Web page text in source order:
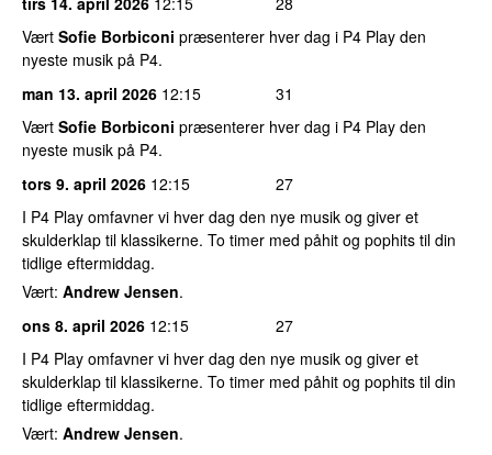
Vært Sofie Borbiconi præsenterer hver dag i P4 Play den
nyeste musik på P4.
man 13. april 2026 12:15
31
Vært Sofie Borbiconi præsenterer hver dag i P4 Play den
nyeste musik på P4.
tors 9. april 2026 12:15
27
I P4 Play omfavner vi hver dag den nye musik og giver et
skulderklap til klassikerne. To timer med påhit og pophits til din
tidlige eftermiddag.
Vært: Andrew Jensen.
ons 8. april 2026 12:15
27
I P4 Play omfavner vi hver dag den nye musik og giver et
skulderklap til klassikerne. To timer med påhit og pophits til din
tidlige eftermiddag.
Vært: Andrew Jensen.